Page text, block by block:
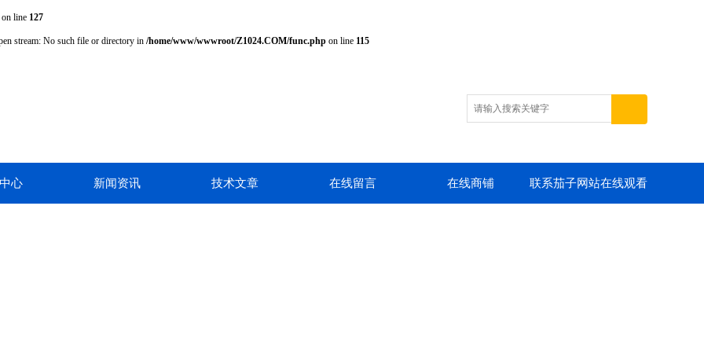
on line 127
stream: No such file or directory in /home/www/wwwroot/Z1024.COM/func.php on line 115
心 新闻资讯 技术文章 在线留言 在线商铺 联系茄子网站在线观看